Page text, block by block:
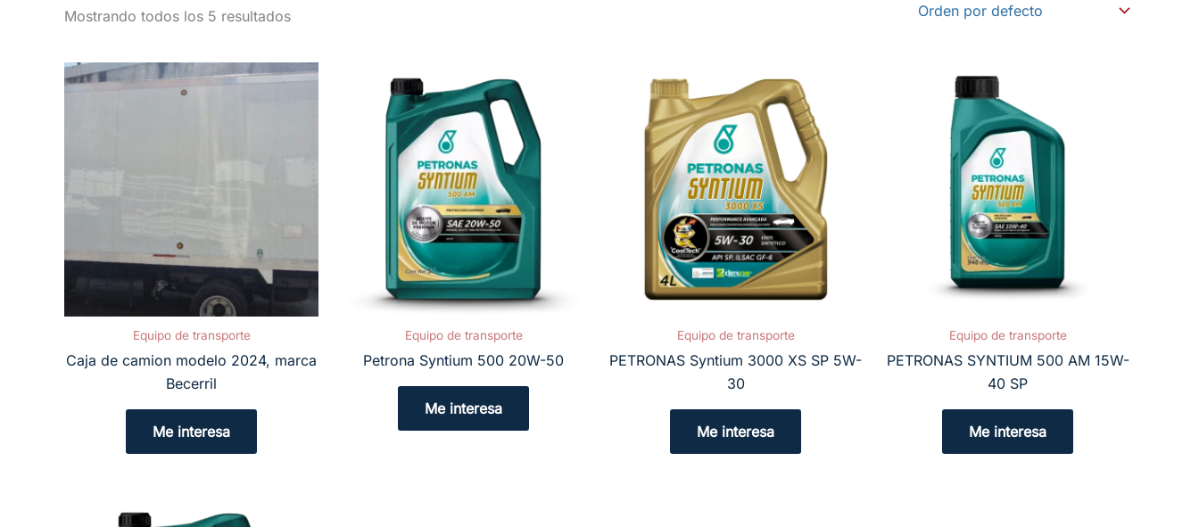
Mostrando todos los 5 resultados
Equipo de transporte
Caja de camion modelo 2024, marca
Becerril
Me interesa
Equipo de transporte
Petrona Syntium 500 20W-50
Me interesa
Equipo de transporte
PETRONAS Syntium 3000 XS SP 5W-
30
Me interesa
Equipo de transporte
PETRONAS SYNTIUM 500 AM 15W-
40 SP
Me interesa